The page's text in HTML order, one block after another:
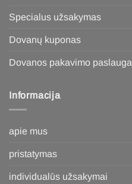
Specialus užsakymas
Dovanų kuponas
Dovanos pakavimo paslauga
Informacija
apie mus
pristatymas
individualūs užsakymai